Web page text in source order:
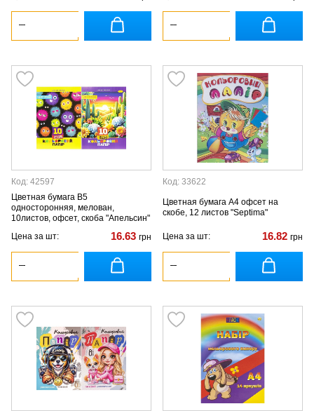
Код: 42597
Цветная бумага B5
односторонняя, мелован,
10листов, офсет, скоба "Апельсин"
Цена за шт:
16.63 грн
Код: 33622
Цветная бумага А4 офсет на
скобе, 12 листов "Septima"
Цена за шт: 16.82 грн